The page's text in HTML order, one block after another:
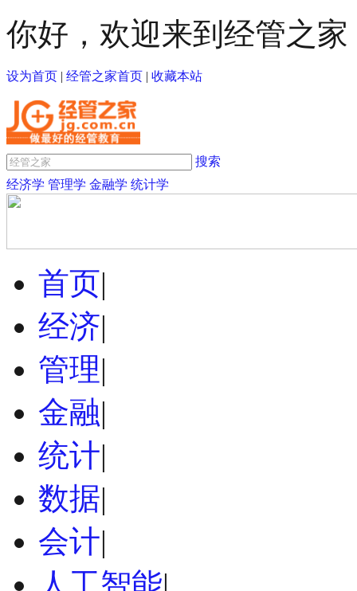
你好，欢迎来到经管之家
设为首页 | 经管之家首页 | 收藏本站
搜索
经济学 管理学 金融学 统计学
首页|
经济|
管理|
金融|
统计|
数据|
会计|